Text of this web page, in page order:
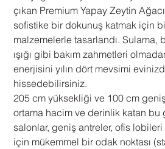
çıkan Premium Yapay Zeytin
sofistike bir dokunuş katmak için
malzemelerle tasarlandı. Sulama,
ışığı gibi bakım zahmetleri
enerjisini yılın dört mevsimi
hissedebilirsiniz.
205 cm yüksekliği ve 100 cm
ortama hacim ve derinlik katan bu
salonlar, geniş antreler, ofis
için mükemmel bir odak noktası